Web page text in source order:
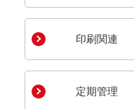
印刷関連
定期管理